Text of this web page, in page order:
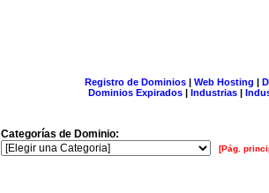
Registro de Dominios| Web Hosting |
Dominios Expirados | Industrias |
Categorías de Dominio:
[Pág.